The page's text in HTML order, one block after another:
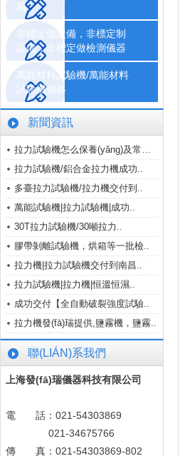
箱
非標定做設備，非標定制
設備，非標定做檢測儀器
萬能材料試驗機/萬能材料
試驗機價格
新聞資訊
拉力試驗機怎么保養(yǎng)及常見故障..
拉力試驗機/鋁合金拉力機成功..
多臺拉力試驗機/拉力機交付到..
萬能試驗機|拉力試驗機|成功..
30T拉力試驗機/30噸拉力..
膠帶剝離試驗機，烘箱等一批檢..
拉力機|拉力試驗機交付到南昌..
拉力試驗機|拉力機|恒溫恒濕..
成功交付【全自動破裂強度試驗..
拉力機發(fā)瑞提供,鹽霧機，鹽霧..
聯(LIÁN)系我們
上海發(fā)瑞儀器科技有限公司
電 話：021-54303869
021-34675766
傳 真：021-54303869-802